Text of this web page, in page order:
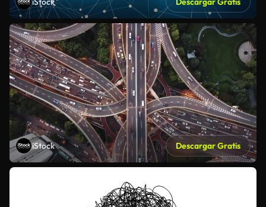
iStock Descargar Gratis